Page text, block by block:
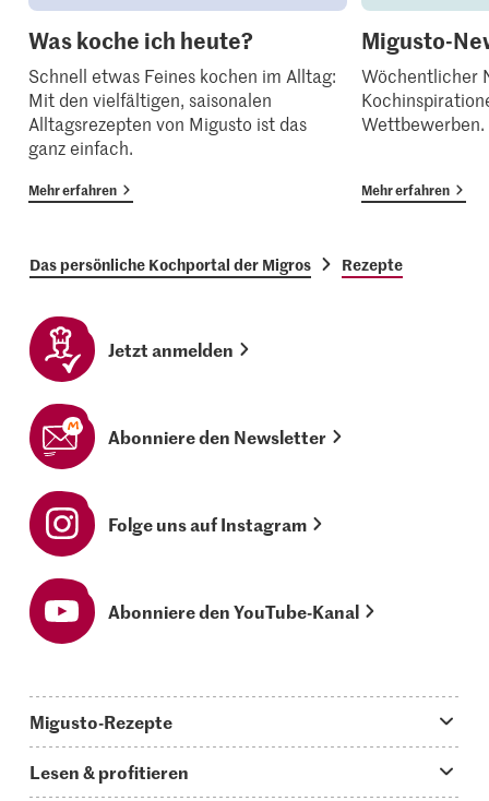
Was koche ich heute?
Schnell etwas Feines kochen im Alltag:
Mit den vielfältigen, saisonalen
Alltagsrezepten von Migusto ist das
ganz einfach.
Mehr erfahren
Migusto-
Wöchentlicher
Wettbewerben.
Mehr erfahren
Das persönliche Kochportal der Migros Rezepte
Jetzt anmelden
Abonniere den Newsletter
Folge uns auf Instagram
Abonniere den YouTube-Kanal
Migusto-Rezepte
Lesen & profitieren